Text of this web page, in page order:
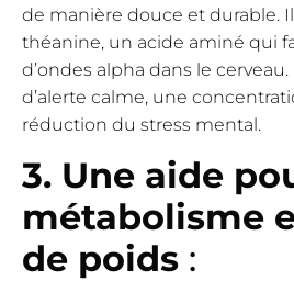
de manière douce et durable.
théanine, un acide aminé qui
d’ondes alpha dans le
d’alerte calme, une
réduction du stress mental.
3. Une aide
métabolisme
de poids :